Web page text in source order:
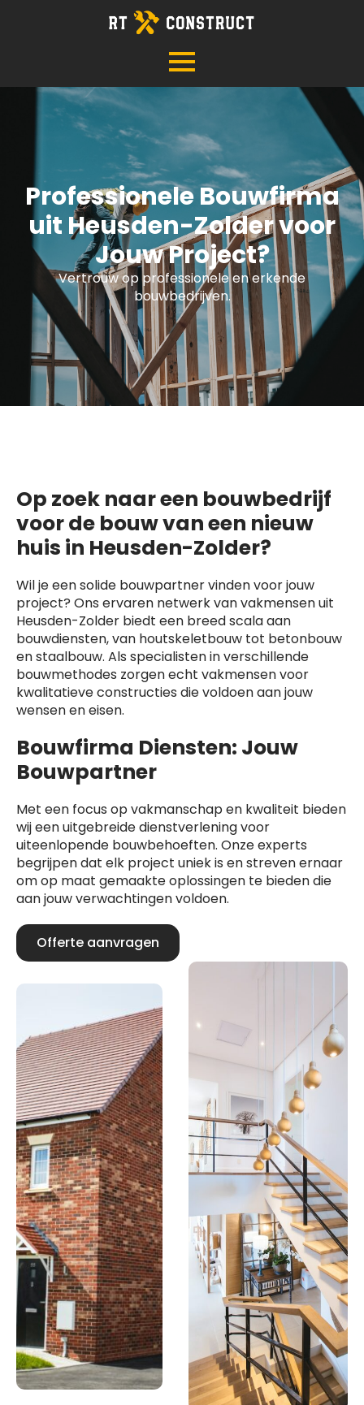
Professionele Bouwfirma
uit Heusden-Zolder voor
Jouw Project?
Vertrouw op professionele en erkende
bouwbedrijven.
Op zoek naar een bouwbedrijf
voor de bouw van een nieuw
huis in Heusden-Zolder?
Wil je een solide bouwpartner vinden voor jouw
project? Ons ervaren netwerk van vakmensen uit
Heusden-Zolder biedt een breed scala aan
bouwdiensten, van houtskeletbouw tot betonbouw
en staalbouw. Als specialisten in verschillende
bouwmethodes zorgen echt vakmensen voor
kwalitatieve constructies die voldoen aan jouw
wensen en eisen.
Bouwfirma Diensten: Jouw
Bouwpartner
Met een focus op vakmanschap en kwaliteit bieden
wij een uitgebreide dienstverlening voor
uiteenlopende bouwbehoeften. Onze experts
begrijpen dat elk project uniek is en streven ernaar
om op maat gemaakte oplossingen te bieden die
aan jouw verwachtingen voldoen.
Offerte aanvragen